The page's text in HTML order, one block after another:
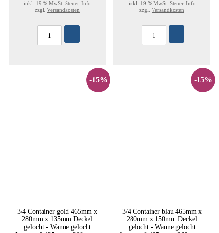
inkl. 19 % MwSt. Steuer-Info
zzgl. Versandkosten
inkl. 19 % MwSt. Steuer-Info
zzgl. Versandkosten
-15%
3/4 Container gold 465mm x
280mm x 135mm Deckel
gelocht - Wanne gelocht
-15%
3/4 Container blau 465mm x
280mm x 150mm Deckel
gelocht - Wanne gelocht